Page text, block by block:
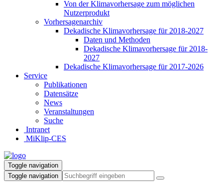
Von der Klimavorhersage zum möglichen
Nutzerprodukt
Vorhersagenarchiv
Dekadische Klimavorhersage für 2018-2027
Daten und Methoden
Dekadische Klimavorhersage für 2018-
2027
Dekadische Klimavorhersage für 2017-2026
Service
Publikationen
Datensätze
News
Veranstaltungen
Suche
Intranet
MiKlip-CES
Toggle navigation
Toggle navigation